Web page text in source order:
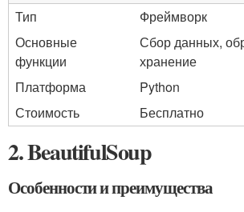
Тип
Фреймворк
Основные
функции
Сбор данных,
хранение
Платформа
Python
Стоимость
Бесплатно
2. BeautifulSoup
Особенности и преимущества